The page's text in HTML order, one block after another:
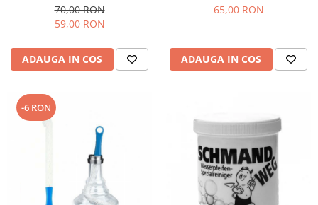
70,00 RON
59,00 RON
ADAUGA IN COS
65,00 RON
ADAUGA IN COS
-6 RON